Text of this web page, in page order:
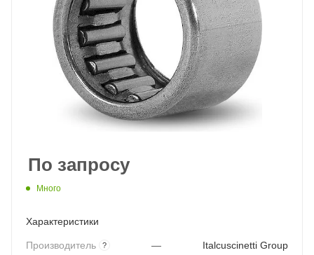
По запросу
Много
Характеристики
Производитель ? —
Italcuscinetti Group